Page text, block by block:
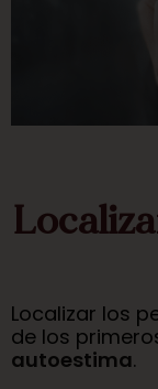
Localizar los
de los
autoestima.